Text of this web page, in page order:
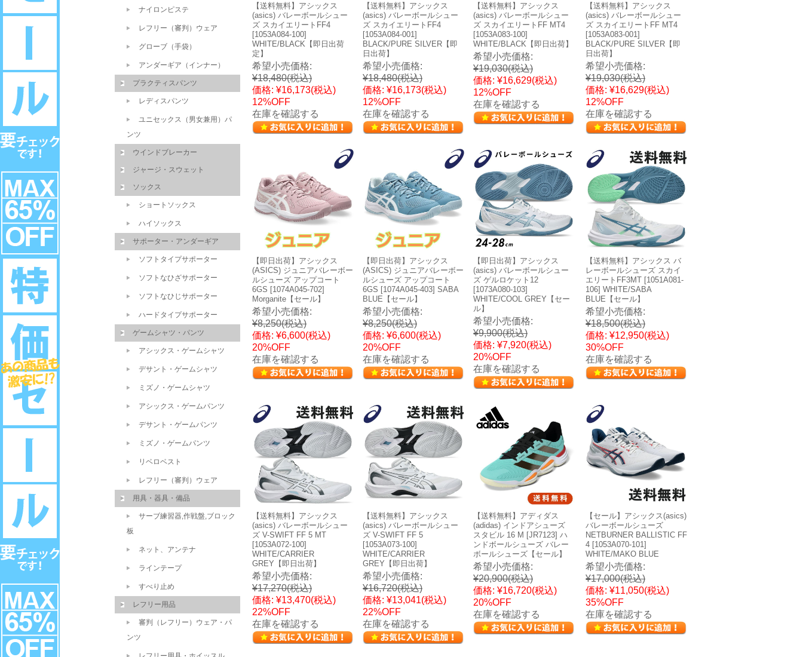
【送料無料】アシックス
(asics) バレーボールシュー
ズ スカイエリートFF4
[1053A084-100]
WHITE/BLACK【即日出荷
定】
希望小売価格:
¥18,480(税込)
価格: ¥16,173(税込)
12%OFF
在庫を確認する
【送料無料】アシックス
(asics) バレーボールシュー
ズ スカイエリートFF4
[1053A084-001]
BLACK/PURE SILVER【即
日出荷】
希望小売価格:
¥18,480(税込)
価格: ¥16,173(税込)
12%OFF
在庫を確認する
【送料無料】アシックス
(asics) バレーボールシュー
ズ スカイエリートFF MT4
[1053A083-100]
WHITE/BLACK【即日出荷】
希望小売価格:
¥19,030(税込)
価格: ¥16,629(税込)
12%OFF
在庫を確認する
【送料無料】アシックス
(asics) バレーボールシュー
ズ スカイエリートFF MT4
[1053A083-001]
BLACK/PURE SILVER【即
日出荷】
希望小売価格:
¥19,030(税込)
価格: ¥16,629(税込)
12%OFF
在庫を確認する
【即日出荷】アシックス
(ASICS) ジュニアバレーボー
ルシューズ アップコート
6GS [1074A045-702]
Morganite【セール】
希望小売価格:
¥8,250(税込)
価格: ¥6,600(税込)
20%OFF
在庫を確認する
【即日出荷】アシックス
(ASICS) ジュニアバレーボー
ルシューズ アップコート
6GS [1074A045-403] SABA
BLUE【セール】
希望小売価格:
¥8,250(税込)
価格: ¥6,600(税込)
20%OFF
在庫を確認する
【即日出荷】アシックス
(asics) バレーボールシュー
ズ ゲルロケット12
[1073A080-103]
WHITE/COOL GREY【セー
ル】
希望小売価格:
¥9,900(税込)
価格: ¥7,920(税込)
20%OFF
在庫を確認する
【送料無料】アシックス バ
レーボールシューズ スカイ
エリートFF3MT [1051A081-
106] WHITE/SABA
BLUE【セール】
希望小売価格:
¥18,500(税込)
価格: ¥12,950(税込)
30%OFF
在庫を確認する
【送料無料】アシックス
(asics) バレーボールシュー
ズ V-SWIFT FF 5 MT
[1053A072-100]
WHITE/CARRIER
GREY【即日出荷】
希望小売価格:
¥17,270(税込)
価格: ¥13,470(税込)
22%OFF
在庫を確認する
【送料無料】アシックス
(asics) バレーボールシュー
ズ V-SWIFT FF 5
[1053A073-100]
WHITE/CARRIER
GREY【即日出荷】
希望小売価格:
¥16,720(税込)
価格: ¥13,041(税込)
22%OFF
在庫を確認する
【送料無料】アディダス
(adidas) インドアシューズ
スタビル 16 M [JR7123] ハ
ンドボールシューズ バレー
ボールシューズ【セール】
希望小売価格:
¥20,900(税込)
価格: ¥16,720(税込)
20%OFF
在庫を確認する
【セール】アシックス(asics)
バレーボールシューズ
NETBURNER BALLISTIC FF
4 [1053A070-101]
WHITE/MAKO BLUE
希望小売価格:
¥17,000(税込)
価格: ¥11,050(税込)
35%OFF
在庫を確認する
ナイロンピステ
レフリー（審判）ウェア
グローブ（手袋）
アンダーギア（インナー）
プラクティスパンツ
レディスパンツ
ユニセックス（男女兼用）パ
ンツ
ウインドブレーカー
ジャージ・スウェット
ソックス
ショートソックス
ハイソックス
サポーター・アンダーギア
ソフトタイプサポーター
ソフトなひざサポーター
ソフトなひじサポーター
ハードタイプサポーター
ゲームシャツ・パンツ
アシックス・ゲームシャツ
デサント・ゲームシャツ
ミズノ・ゲームシャツ
アシックス・ゲームパンツ
デサント・ゲームパンツ
ミズノ・ゲームパンツ
リベロベスト
レフリー（審判）ウェア
用具・器具・備品
サーブ練習器,作戦盤,ブロック
板
ネット、アンテナ
ラインテープ
すべり止め
レフリー用品
審判（レフリー）ウェア・パ
ンツ